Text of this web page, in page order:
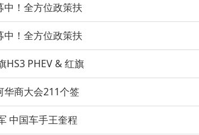
！全方位政策扶
！全方位政策扶
HS3 PHEV & 红旗
华商大会211个签
中国车手王奎程